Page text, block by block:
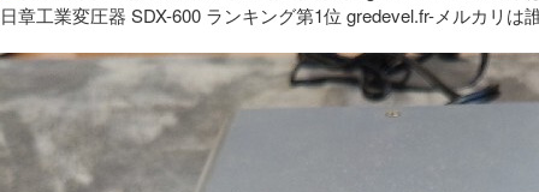
日章工業変圧器 SDX-600 ランキング第1位 gredevel.fr-メルカリは